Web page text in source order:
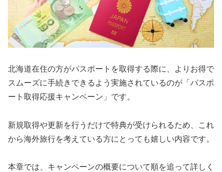
北海道在住の方がパスポートを取得する際に、よりお得で
スムーズに手続きできるよう実施されているのが「パスポ
ート取得応援キャンペーン」です。
新規取得や更新を行うだけで特典が受けられるため、これ
から海外旅行を考えている方にとっても嬉しい内容です。
本章では、キャンペーンの概要について順を追って詳しく